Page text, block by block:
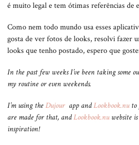
é muito legal e tem ótimas referências de
Como nem todo mundo usa esses
gosta de ver fotos de looks, resolvi fazer
looks que tenho postado, espero que
In the past few weeks I’ve been taking some
my routine or even weekends.
I’m using theDujourapp andLookbook.nuto
are made for that, andLookbook.nuwebsite
inspiration!